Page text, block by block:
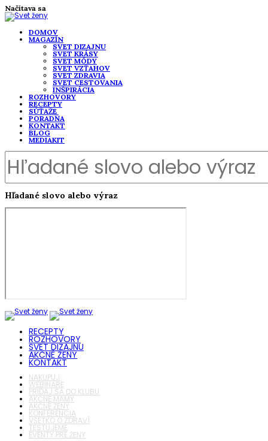
Načítava sa
DOMOV
MAGAZÍN
SVET DIZAJNU
SVET KRÁSY
SVET MÓDY
SVET VZŤAHOV
SVET ZDRAVIA
SVET CESTOVANIA
INŠPIRÁCIA
ROZHOVORY
RECEPTY
SÚŤAŽE
PORADŇA
KONTAKT
BLOG
MEDIAKIT
Hľadané slovo alebo výraz
RECEPTY
ROZHOVORY
SVET DIZAJNU
AKČNÉ ŽENY
KONTAKT
NAKUPUJ
WEBINÁRE
PRIDAJ SA DO KLUBU
AKČNÉ MAMY
AKČNÉ ŽENY
KONFERENCIA
VŠETKO O ZDRAVÍ
TESTUJEME
EVENTY PRE ŽENY